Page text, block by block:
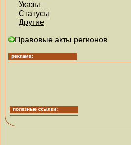
Указы
Статусы
Другие
Правовые акты регионов